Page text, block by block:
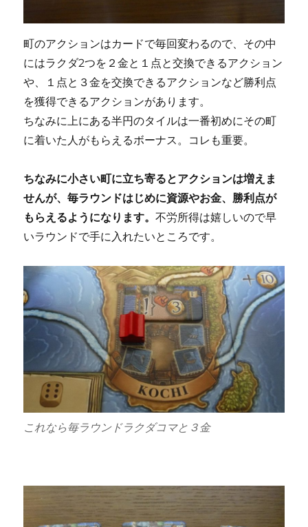
町のアクションはカードで毎回変わるので、その中
にはラクダ2つを２金と１点と交換できるアクション
や、１点と３金を交換できるアクションなど勝利点
を獲得できるアクションがあります。
ちなみに上にある半円のタイルは一番初めにその町
に着いた人がもらえるボーナス。コレも重要。
ちなみに小さい町に立ち寄るとアクションは増えま
せんが、毎ラウンドはじめに資源やお金、勝利点が
もらえるようになります。不労所得は嬉しいので早
いラウンドで手に入れたいところです。
これなら毎ラウンドラクダコマと３金